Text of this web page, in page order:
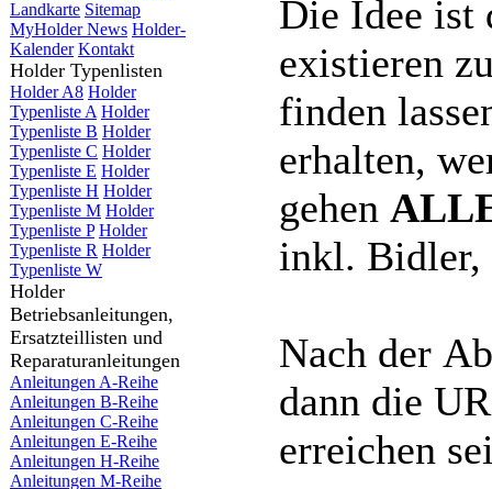
Landkarte Sitemap
MyHolder News Holder-
Kalender Kontakt
Holder Typenlisten
Holder A8 Holder
Typenliste A Holder
Typenliste B Holder
Typenliste C Holder
Typenliste E Holder
Typenliste H Holder
Typenliste M Holder
Typenliste P Holder
Typenliste R Holder
Typenliste W
Holder
Betriebsanleitungen,
Ersatzteillisten und
Reparaturanleitungen
Anleitungen A-Reihe
Anleitungen B-Reihe
Anleitungen C-Reihe
Anleitungen E-Reihe
Anleitungen H-Reihe
Anleitungen M-Reihe
Die Idee ist
existieren
finden
erhalten,
gehen
inkl. Bidler,
Nach der
dann die
erreichen